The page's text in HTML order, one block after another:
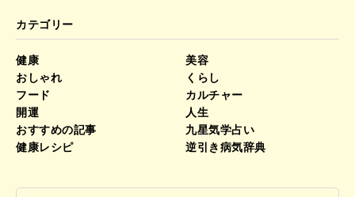
カテゴリー
健康
美容
おしゃれ
くらし
フード
カルチャー
開運
人生
おすすめの記事
九星気学占い
健康レシピ
逆引き病気辞典